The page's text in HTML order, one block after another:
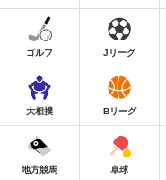
ゴルフ Jリーグ
大相撲 Bリーグ
地方競馬 卓球